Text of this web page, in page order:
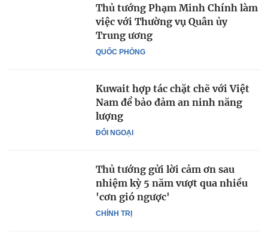
QUỐC PHÒNG
Thủ tướng Phạm Minh Chính làm
việc với Thường vụ Quân ủy
Trung ương
ĐỐI NGOẠI
Kuwait hợp tác chặt chẽ với Việt
Nam để bảo đảm an ninh năng
lượng
CHÍNH TRỊ
Thủ tướng gửi lời cảm ơn sau
nhiệm kỳ 5 năm vượt qua nhiều
'cơn gió ngược'